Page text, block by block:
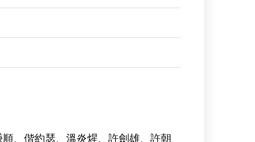
、偕約瑟、溫炎煋、許劍雄、許朝